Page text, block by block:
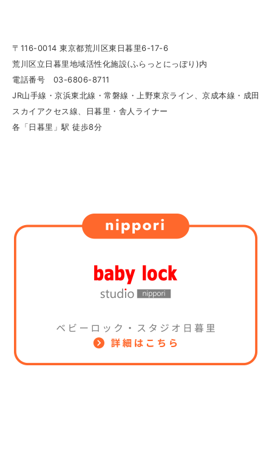
〒116-0014 東京都荒川区東日暮里6-17-6
荒川区立日暮里地域活性化施設(ふらっとにっぽり)内
電話番号 03-6806-8711
JR山手線・京浜東北線・常磐線・上野東京ライン、京成本線・成田
スカイアクセス線、日暮里・舎人ライナー
各「日暮里」駅 徒歩8分